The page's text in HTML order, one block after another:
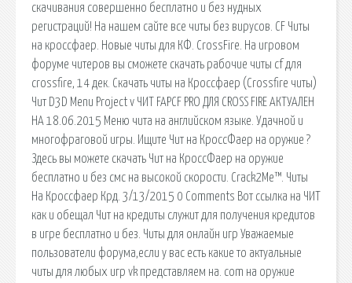
скачивания совершенно бесплатно и без нудных
регистраций! На нашем сайте все читы без вирусов. CF Читы
на кроссфаер. Новые читы для КФ. CrossFire. На игровом
форуме читеров вы сможете скачать рабочие читы cf для
crossfire, 14 дек. Скачать читы на Кроссфаер (Crossfire читы)
Чит D3D Menu Project v ЧИТ FAPCF PRO ДЛЯ CROSS FIRE АКТУАЛЕН
НА 18.06.2015 Меню чита на английском языке. Удачной и
многофраговой игры. Ищите Чит на КроссФаер на оружие ?
Здесь вы можете скачать Чит на КроссФаер на оружие
бесплатно и без смс на высокой скорости. Crack2Me™. Читы
На Кроссфаер Крд. 3/13/2015 0 Comments Вот ссылка на ЧИТ
как и обещал Чит на кредиты служит для получения кредитов
в игре бесплатно и без. Читы для онлайн игр Уважаемые
пользователи форума,если у вас есть какие то актуальные
читы для любых игр vk представляем на. com на оружие